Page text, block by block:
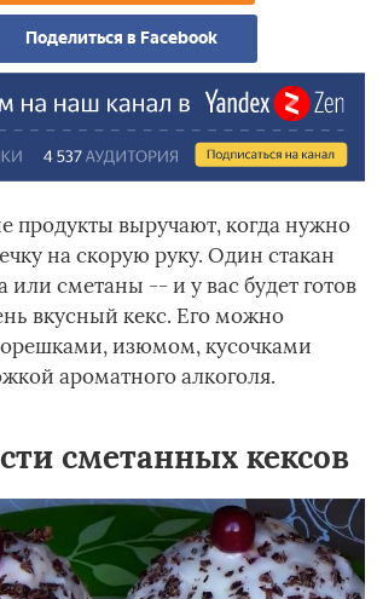
Поделиться в Facebook
продукты выручают, когда нужно
на скорую руку. Один стакан
или сметаны -- и у вас будет готов
вкусный кекс. Его можно
орешками, изюмом, кусочками
ароматного алкоголя.
сметанных кексов